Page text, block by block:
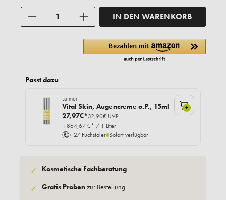
IN DEN WARENKORB
Passt dazu
La mer
Vital Skin, Augencreme o.P., 15ml
27,97€*32,90€ UVP
1.864,67 €* / 1 Liter
+ 27 Fuchstaler Sofort verfügbar
+
✓ Kosmetische Fachberatung
✓ Gratis Probenzur Bestellung